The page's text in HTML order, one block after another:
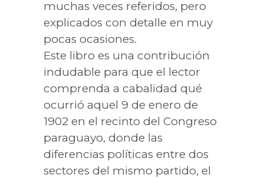
muchas veces referidos, pero
explicados con detalle en muy
pocas ocasiones.
Este libro es una contribución
indudable para que el lector
comprenda a cabalidad qué
ocurrió aquel 9 de enero de
1902 en el recinto del Congreso
paraguayo, donde las
diferencias políticas entre dos
sectores del mismo partido, el